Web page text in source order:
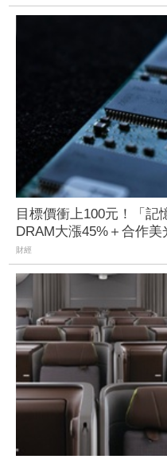
目標價衝上100元！「
DRAM大漲45%＋合作
財經